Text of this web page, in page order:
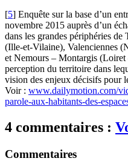
[5] Enquête sur la base d’un
novembre 2015 auprès d’un
dans les grandes périphéries
(Ille-et-Vilaine), Valenciennes
et Nemours – Montargis
perception du territoire dans
vision des enjeux décisifs pour
Voir : www.dailymotion.com/
parole-aux-habitants-des-
4 commentaires :
Commentaires